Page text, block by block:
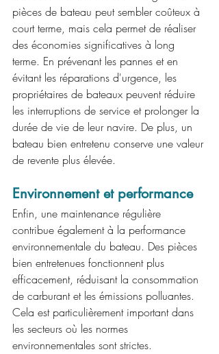
pièces de bateau peut sembler coûteux à
court terme, mais cela permet de réaliser
des économies significatives à long
terme. En prévenant les pannes et en
évitant les réparations d'urgence, les
propriétaires de bateaux peuvent réduire
les interruptions de service et prolonger la
durée de vie de leur navire. De plus, un
bateau bien entretenu conserve une valeur
de revente plus élevée.
Environnement et performance
Enfin, une maintenance régulière
contribue également à la performance
environnementale du bateau. Des pièces
bien entretenues fonctionnent plus
efficacement, réduisant la consommation
de carburant et les émissions polluantes.
Cela est particulièrement important dans
les secteurs où les normes
environnementales sont strictes.